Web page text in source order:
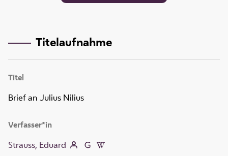
Titelaufnahme
Titel
Brief an Julius Nilius
Verfasser*in
Strauss, Eduard